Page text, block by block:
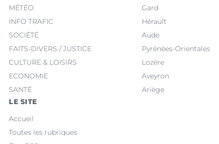
MÉTÉO
INFO TRAFIC
SOCIÉTÉ
FAITS-DIVERS / JUSTICE
CULTURE & LOISIRS
ECONOMIE
SANTÉ
Gard
Hérault
Aude
Pyrénées-Orientales
Lozère
Aveyron
Ariège
LE SITE
Accueil
Toutes les rubriques